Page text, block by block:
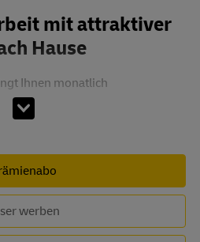
mit attraktiver
Hause
Ihnen monatlich
werben